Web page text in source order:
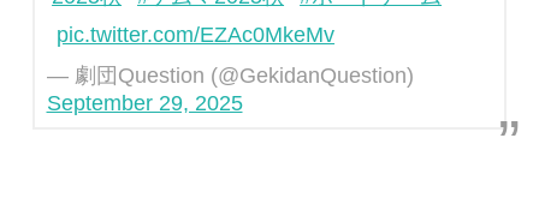
pic.twitter.com/EZAc0MkeMv
— 劇団Question (@GekidanQuestion)
September 29, 2025